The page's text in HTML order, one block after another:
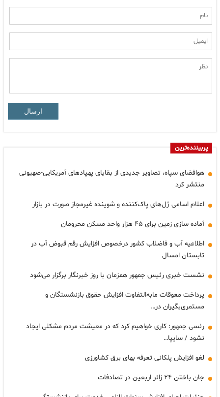
ارسال
پربیننده‌ترین
هوافضای سپاه، تصاویر جدیدی از بقایای پهپادهای آمریکایی-صهیونی
منتشر کرد
اعلام اسامی ژل‌های پاک‌کننده و شوینده غیرمجاز صورت در بازار
آماده سازی زمین برای ۴۵ هزار واحد مسکن محرومان
اطلاعیه آب و فاضلاب کشور درخصوص افزایش رقم قبوض آب در
تابستان امسال
نشست خبری رئیس جمهور همزمان با روز خبرنگار برگزار می‌شود
پرداخت معوقات مابه‌التفاوت افزایش حقوق بازنشستگان و
مستمری‌بگیران در…
رئسی جمهور: کاری خواهیم کرد که در معیشت مردم مشکلی ایجاد
نشود / سایپا…
لغو افزایش پلکانی تعرفه بهای برق کشاورزی
جان باختن ۲۴ زائر اربعین در تصادفات